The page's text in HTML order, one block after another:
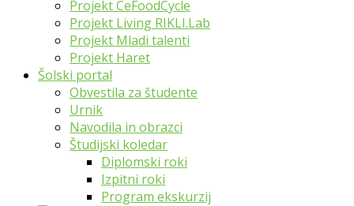
Projekt CeFoodCycle
Projekt Living RIKLI.Lab
Projekt Mladi talenti
Projekt Haret
Šolski portal
Obvestila za študente
Urnik
Navodila in obrazci
Študijski koledar
Diplomski roki
Izpitni roki
Program ekskurzij